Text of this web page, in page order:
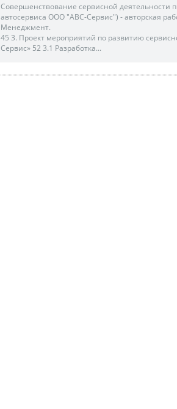
Совершенствование сервисной деятельности
автосервиса ООО "АВС-Сервис") - авторская
Менеджмент.
45 3. Проект мероприятий по развитию
Сервис» 52 3.1 Разработка...